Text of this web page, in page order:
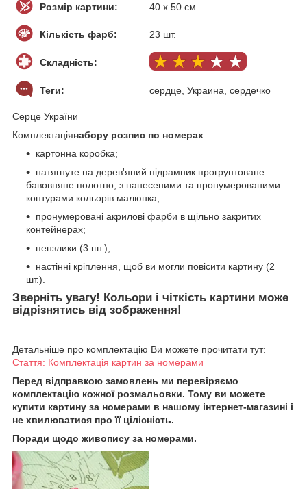
Розмір картини: 40 х 50 см
Кількість фарб: 23 шт.
Складність:
Теги: сердце, Украина, сердечко
Серце України
Комплектаціянабору розпис по номерах:
картонна коробка;
натягнуте на дерев'яний підрамник прогрунтоване
бавовняне полотно, з нанесеними та пронумерованими
контурами кольорів малюнка;
пронумеровані акрилові фарби в щільно закритих
контейнерах;
пензлики (3 шт.);
настінні кріплення, щоб ви могли повісити картину (2
шт.).
Зверніть увагу! Кольори і чіткість картини може
відрізнятись від зображення!
Детальніше про комплектацію Ви можете прочитати тут:
Стаття: Комплектація картин за номерами
Перед відправкою замовлень ми перевіряємо
комплектацію кожної розмальовки. Тому ви можете
купити картину за номерами в нашому інтернет-магазині і
не хвилюватися про її цілісність.
Поради щодо живопису за номерами.